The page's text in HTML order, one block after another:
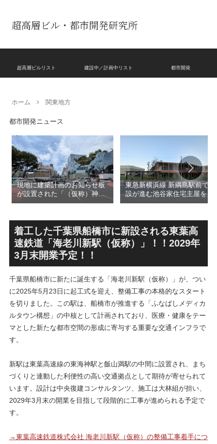
超高層ビル・都市開発研究所
超高層ビルリスト 建設中／計画中リスト 都市開発
ホーム 関東地方
都市開発ニュース
現地に建築計画のお知らせ板
が設置された「（仮称）神宮
前六丁目八角館建替計
SANAA設計で神宮前交差点に
新たな商業施設誕生へ！！
東急新横浜線 新綱島駅前で建
設が進む池谷家住宅主屋を活
用した「新綱島MICCA」！！
による新たな駅前拠点が2026
年秋誕生へ！！
着工した千葉県船橋市に新設される東葉高
速鉄道「海老川新駅（仮称）」！！2029年
3月末開業予定！！
千葉県船橋市に新たに誕生する「海老川新駅（仮称）」が、つい
に2025年5月23日に起工式を迎え、整備工事の本格的なスタート
を切りました。この駅は、船橋市が推進する「ふなばしメディカ
ルタウン構想」の中核として計画されており、医療・健康をテー
マとした新たな都市空間の形成に寄与する重要な交通インフラで
す。
新駅は東葉高速線の東海神駅と飯山満駅の中間に設置され、まち
づくりと連動した利便性の高い交通拠点として期待が寄せられて
います。設計は中央復建コンサルタンツ、施工は大林組が担い、
2029年3月末の開業を目指して段階的に工事が進められる予定で
す。
→東葉高速鉄道株式会社 海老川新駅（仮称）の整備工事着手につ